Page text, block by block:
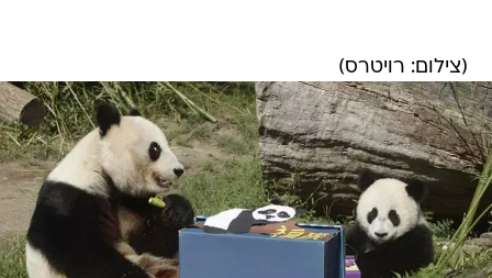
(צילום: רויטרס)